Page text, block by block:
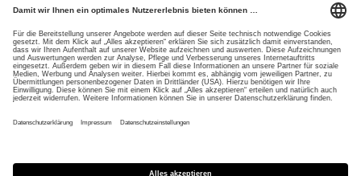
FÜR HÄNDLER
Händlershop
Downloads